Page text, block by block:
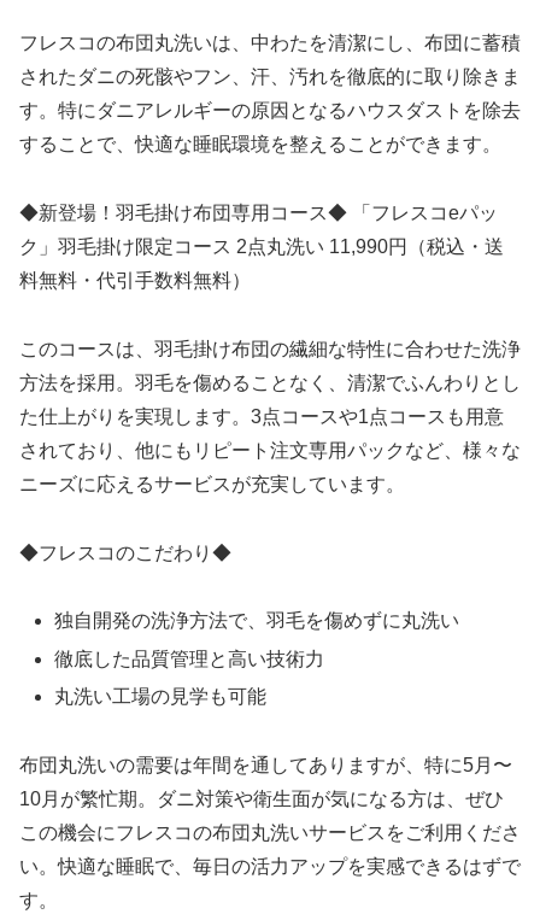
フレスコの布団丸洗いは、中わたを清潔にし、布団に蓄積
されたダニの死骸やフン、汗、汚れを徹底的に取り除きま
す。特にダニアレルギーの原因となるハウスダストを除去
することで、快適な睡眠環境を整えることができます。
◆新登場！羽毛掛け布団専用コース◆ 「フレスコeパッ
ク」羽毛掛け限定コース 2点丸洗い 11,990円（税込・送
料無料・代引手数料無料）
このコースは、羽毛掛け布団の繊細な特性に合わせた洗浄
方法を採用。羽毛を傷めることなく、清潔でふんわりとし
た仕上がりを実現します。3点コースや1点コースも用意
されており、他にもリピート注文専用パックなど、様々な
ニーズに応えるサービスが充実しています。
◆フレスコのこだわり◆
独自開発の洗浄方法で、羽毛を傷めずに丸洗い
徹底した品質管理と高い技術力
丸洗い工場の見学も可能
布団丸洗いの需要は年間を通してありますが、特に5月〜
10月が繁忙期。ダニ対策や衛生面が気になる方は、ぜひ
この機会にフレスコの布団丸洗いサービスをご利用くださ
い。快適な睡眠で、毎日の活力アップを実感できるはずで
す。